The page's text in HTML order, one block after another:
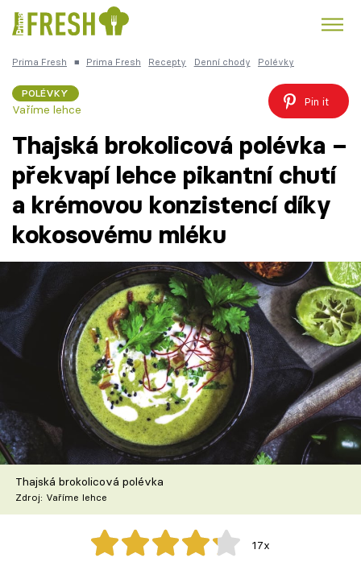
Česká kuchyně
Témata
Články
TV Program
Škola vaření
Recepty z TV
Speciál: Cuketa
Těhotnej kuchař
Sledujte prima+
Prima Fresh ■ Prima Fresh Recepty Denní chody Polévky
POLÉVKY
Vaříme lehce
Pin it
Thajská brokolicová polévka –
překvapí lehce pikantní chutí
a krémovou konzistencí díky
kokosovému mléku
Thajská brokolicová polévka
Zdroj: Vaříme lehce
17x